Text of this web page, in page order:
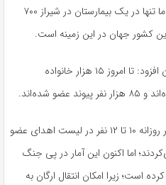
اول اهدای عضو را در منطقه داشته و ما تنها در یک بیمارستان در شیراز ۷۰۰
کشور جهان در این زمینه است.
نایب‌رئیس انجمن اهدای عضو ایرانیان افزود: تا امروز ۱۵ هزار خانواده
شده‌اند
.
قبادی ادامه داد: تا جنگ تحمیلی اخیر روزانه ۱۰ تا ۱۲ نفر در لیست اهدای عضو
اما اکنون این آمار در پی جنگ
است؛ زیرا امکان انتقال ارگان‌ به